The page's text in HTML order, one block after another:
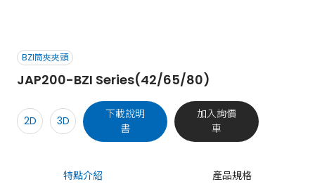
BZI筒夾夾頭
JAP200-BZI Series(42/65/80)
2D 3D
下載說明
書
加入詢價
車
特點介紹 產品規格